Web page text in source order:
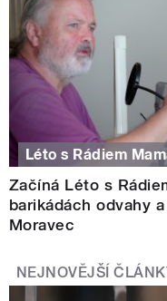
Léto s Rádiem
Začíná Léto s
barikádách odvahy
Moravec
NEJNOVĚJŠÍ